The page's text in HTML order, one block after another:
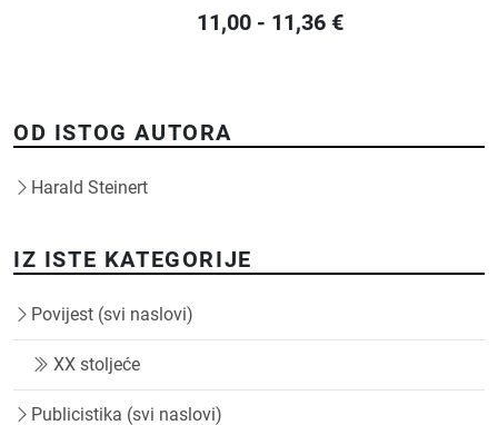
11,00 - 11,36 €
OD ISTOG AUTORA
Harald Steinert
IZ ISTE KATEGORIJE
Povijest (svi naslovi)
XX stoljeće
Publicistika (svi naslovi)